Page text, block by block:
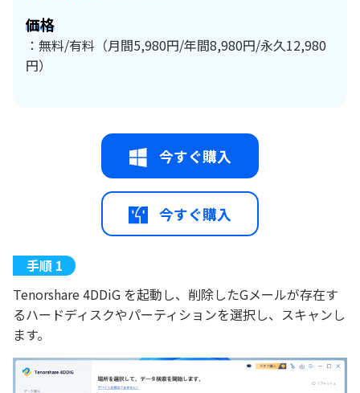
価格
：無料/有料（月間5,980円/年間8,980円/永久12,980
円）
今すぐ購入
今すぐ購入
Tenorshare 4DDiG を起動し、削除したGメールが存在す
るハードディスクやパーティションを選択し、スキャンし
ます。